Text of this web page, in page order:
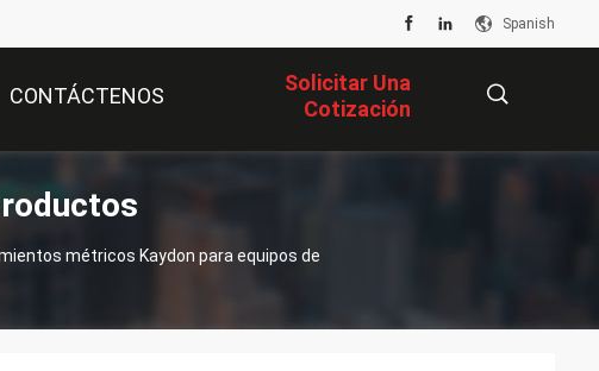
Spanish
CONTÁCTENOS
Solicitar Una
Cotización
métricos Kaydon para equipos de